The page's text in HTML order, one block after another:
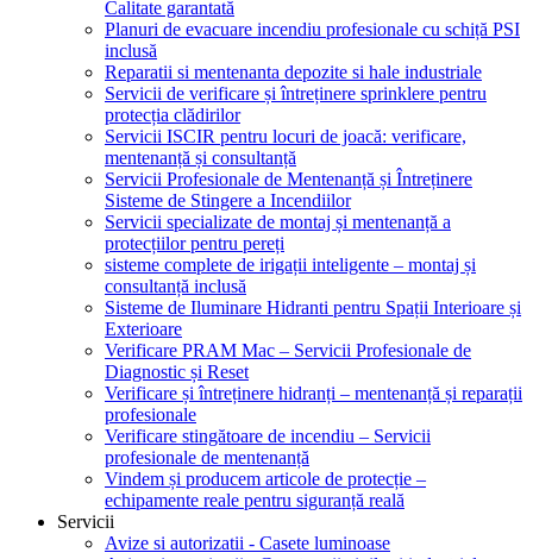
Calitate garantată
Planuri de evacuare incendiu profesionale cu schiță PSI
inclusă
Reparatii si mentenanta depozite si hale industriale
Servicii de verificare și întreținere sprinklere pentru
protecția clădirilor
Servicii ISCIR pentru locuri de joacă: verificare,
mentenanță și consultanță
Servicii Profesionale de Mentenanță și Întreținere
Sisteme de Stingere a Incendiilor
Servicii specializate de montaj și mentenanță a
protecțiilor pentru pereți
sisteme complete de irigații inteligente – montaj și
consultanță inclusă
Sisteme de Iluminare Hidranti pentru Spații Interioare și
Exterioare
Verificare PRAM Mac – Servicii Profesionale de
Diagnostic și Reset
Verificare și întreținere hidranți – mentenanță și reparații
profesionale
Verificare stingătoare de incendiu – Servicii
profesionale de mentenanță
Vindem și producem articole de protecție –
echipamente reale pentru siguranță reală
Servicii
Avize si autorizatii - Casete luminoase